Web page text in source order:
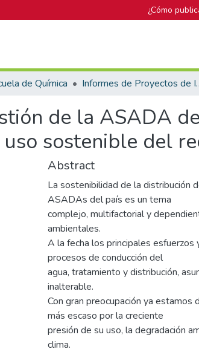
¿Cómo
de Química Informes
de la ASADA
sostenible del
Abstract
La sostenibilidad de la distribución
ASADAs del país es un tema
complejo, multifactorial y
ambientales.
A la fecha los principales
procesos de conducción del
agua, tratamiento y distribución,
inalterable.
Con gran preocupación ya
más escaso por la creciente
presión de su uso, la degradación
clima.